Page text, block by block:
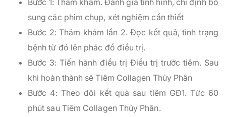
sung các phim chụp, xét nghiệm cần thiết
Bước 2: Thăm khám lần 2. Đọc kết quả, tình trạng
bệnh từ đó lên phác đồ điều trị.
Bước 3: Tiến hành điều trị Điều trị trước tiêm. Sau
khi hoàn thành sẽ Tiêm Collagen Thủy Phân
Bước 4: Theo dõi kết quả sau tiêm GĐ1. Tức 60
phút sau Tiêm Collagen Thủy Phân.